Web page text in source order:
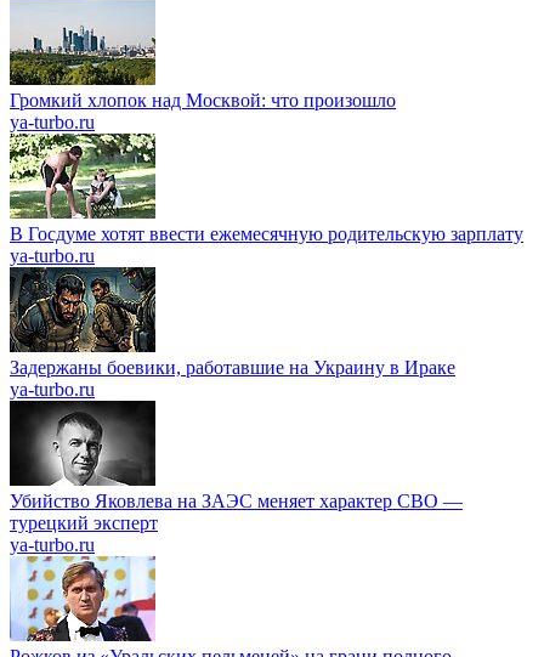
Громкий хлопок над Москвой: что произошло
ya-turbo.ru
В Госдуме хотят ввести ежемесячную родительскую зарплату
ya-turbo.ru
Задержаны боевики, работавшие на Украину в Ираке
ya-turbo.ru
Убийство Яковлева на ЗАЭС меняет характер СВО —
турецкий эксперт
ya-turbo.ru